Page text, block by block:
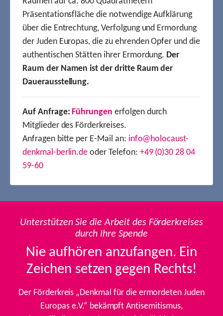
Präsentationsfläche die notwendige Aufklärung
über die Entrechtung, Verfolgung und Ermordung
der Juden Europas, die zu ehrenden Opfer und die
authentischen Stätten ihrer Ermordung. Der
Raum der Namen ist der dritte Raum der
Dauerausstellung.
Auf Anfrage: Führungen erfolgen durch
Mitglieder des Förderkreises.
Anfragen bitte per E-Mail an: info@holocaust-
denkmal-berlin.de oder Telefon: +49 (0)30 28 04
59-60
Unterstützen Sie die Arbeit des Förderkreises
durch Ihre Spende
Nie aufhören anzufangen. Ein
Zeichen setzen gegen Rechts!
Der Förderkreis „Denkmal für die ermordeten Juden
Europas e.V.“ bekämpft Antisemitismus,